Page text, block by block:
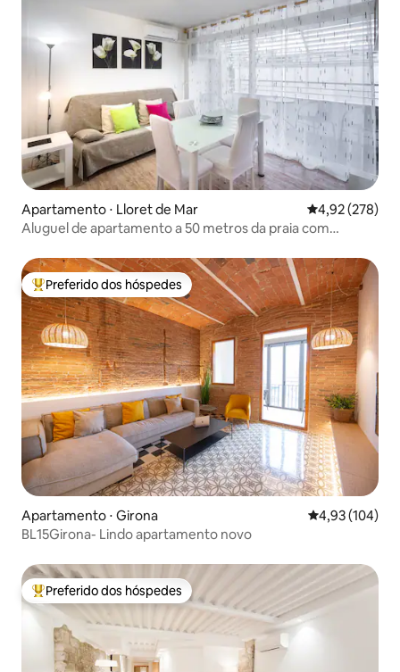
Apartamento ⋅ Lloret de Mar 4,92 de uma
4,92 (278)
Aluguel de apartamento a 50 metros da praia com
Entre os melhores preferidos dos hóspedes
Preferido dos hóspedes
Apartamento ⋅ Girona 4,93 de uma
4,93 (104)
BL15Girona- Lindo apartamento novo
Entre os melhores preferidos dos hóspedes
Preferido dos hóspedes